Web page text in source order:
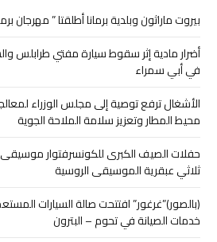
بيروت ماراثون وبلدية برمانا أطلقتا ” مهرجان
أضرار مادية إثر سقوط سيارة مفتي طرابلس
في أبي سمراء
الأشغال ترفع توصية إلى مجلس الوزراء
محيط المطار وتعزيز سلامة الملاحة الجوية
حفلات الصيف الكبرى للكونسرفتوار موسيقى
ثلاثي عبقرية الموسيقى الروسية
(بالصور)”غرغور” افتتحت صالة السيارات
خدمات الصيانة في تحوم – البترون